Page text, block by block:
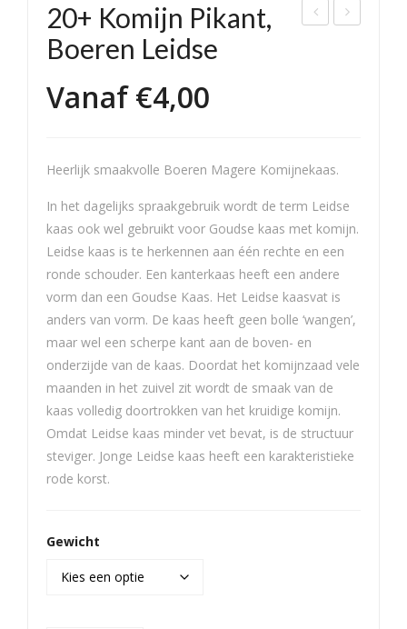
20+ Komijn Pikant,
Boeren Leidse
Vanaf€4,00
Heerlijk smaakvolle Boeren Magere Komijnekaas.
In het dagelijks spraakgebruik wordt de term Leidse
kaas ook wel gebruikt voor Goudse kaas met komijn.
Leidse kaas is te herkennen aan één rechte en een
ronde schouder. Een kanterkaas heeft een andere
vorm dan een Goudse Kaas. Het Leidse kaasvat is
anders van vorm. De kaas heeft geen bolle ‘wangen’,
maar wel een scherpe kant aan de boven- en
onderzijde van de kaas. Doordat het komijnzaad vele
maanden in het zuivel zit wordt de smaak van de
kaas volledig doortrokken van het kruidige komijn.
Omdat Leidse kaas minder vet bevat, is de structuur
steviger. Jonge Leidse kaas heeft een karakteristieke
rode korst.
Gewicht